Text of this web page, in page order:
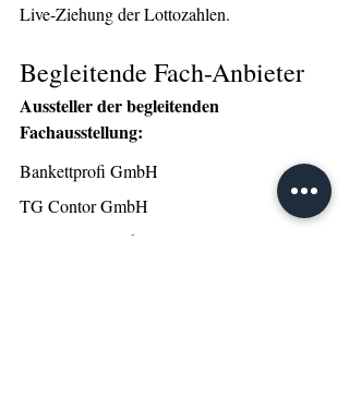
Live-Ziehung der Lottozahlen.
Begleitende Fach-Anbieter
Aussteller der begleitenden
Fachausstellung:
Bankettprofi GmbH
TG Contor GmbH
Multisenses GmbH